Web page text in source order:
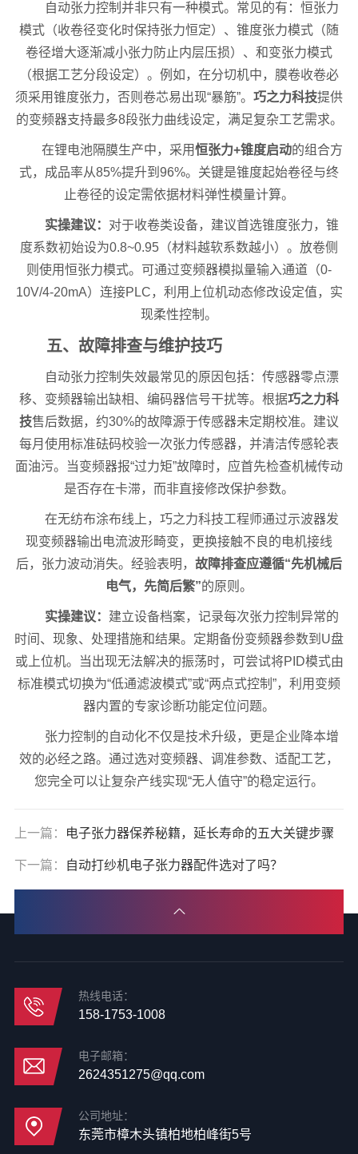
自动张力控制并非只有一种模式。常见的有：恒张力
模式（收卷径变化时保持张力恒定）、锥度张力模式（随
卷径增大逐渐减小张力防止内层压损）、和变张力模式
（根据工艺分段设定）。例如，在分切机中，膜卷收卷必
须采用锥度张力，否则卷芯易出现“暴筋”。 巧之力科技提供
的变频器支持最多8段张力曲线设定，满足复杂工艺需求。
在锂电池隔膜生产中，采用恒张力+锥度启动的组合方
式，成品率从85%提升到96%。关键是锥度起始卷径与终
止卷径的设定需依据材料弹性模量计算。
实操建议： 对于收卷类设备，建议首选锥度张力，锥
度系数初始设为0.8~0.95（材料越软系数越小）。放卷侧
则使用恒张力模式。可通过变频器模拟量输入通道（0-
10V/4-20mA）连接PLC，利用上位机动态修改设定值，实
现柔性控制。
五、故障排查与维护技巧
自动张力控制失效最常见的原因包括：传感器零点漂
移、变频器输出缺相、编码器信号干扰等。根据巧之力科
技售后数据，约30%的故障源于传感器未定期校准。建议
每月使用标准砝码校验一次张力传感器，并清洁传感轮表
面油污。当变频器报“过力矩”故障时，应首先检查机械传动
是否存在卡滞，而非直接修改保护参数。
在无纺布涂布线上，巧之力科技工程师通过示波器发
现变频器输出电流波形畸变，更换接触不良的电机接线
后，张力波动消失。经验表明， 故障排查应遵循“先机械后
电气，先简后繁”的原则。
实操建议： 建立设备档案，记录每次张力控制异常的
时间、现象、处理措施和结果。定期备份变频器参数到U盘
或上位机。当出现无法解决的振荡时，可尝试将PID模式由
标准模式切换为“低通滤波模式”或“两点式控制”，利用变频
器内置的专家诊断功能定位问题。
张力控制的自动化不仅是技术升级，更是企业降本增
效的必经之路。通过选对变频器、调准参数、适配工艺，
您完全可以让复杂产线实现“无人值守”的稳定运行。
上一篇： 电子张力器保养秘籍，延长寿命的五大关键步骤
下一篇： 自动打纱机电子张力器配件选对了吗？
热线电话：
158-1753-1008
电子邮箱：
2624351275@qq.com
公司地址：
东莞市樟木头镇柏地柏峰街5号